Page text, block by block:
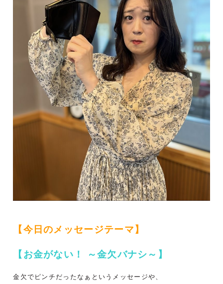
【今日のメッセージテーマ】
【お金がない！ ～金欠バナシ～ 】
金欠でピンチだったなぁというメッセージや、